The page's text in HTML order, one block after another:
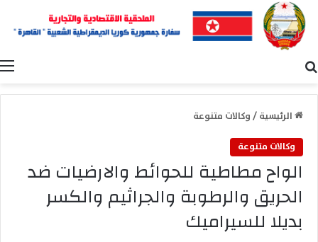
الرئيسية/وكالات متنوعة
وكالات متنوعة
الواح مطاطية للحوائط والارضيات ضد
الحريق والرطوبة والجراثيم والكسر
بديلا للسيراميك